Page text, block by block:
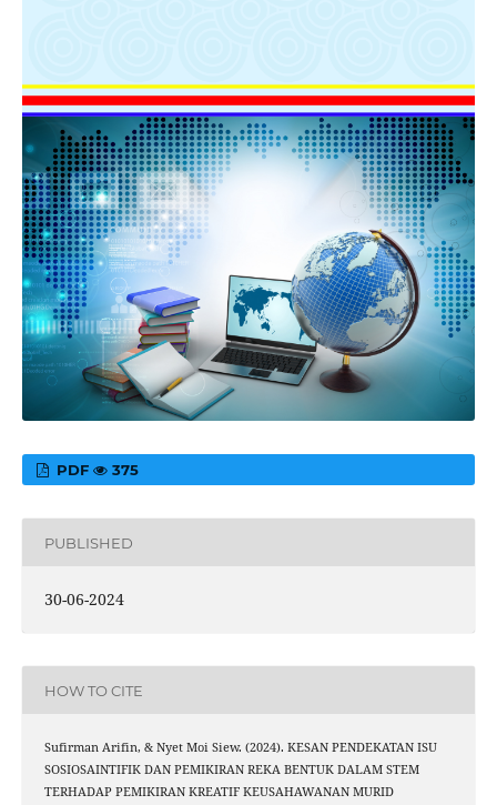
PDF 375
PUBLISHED
30-06-2024
HOW TO CITE
Sufirman Arifin, & Nyet Moi Siew. (2024). KESAN PENDEKATAN ISU
SOSIOSAINTIFIK DAN PEMIKIRAN REKA BENTUK DALAM STEM
TERHADAP PEMIKIRAN KREATIF KEUSAHAWANAN MURID